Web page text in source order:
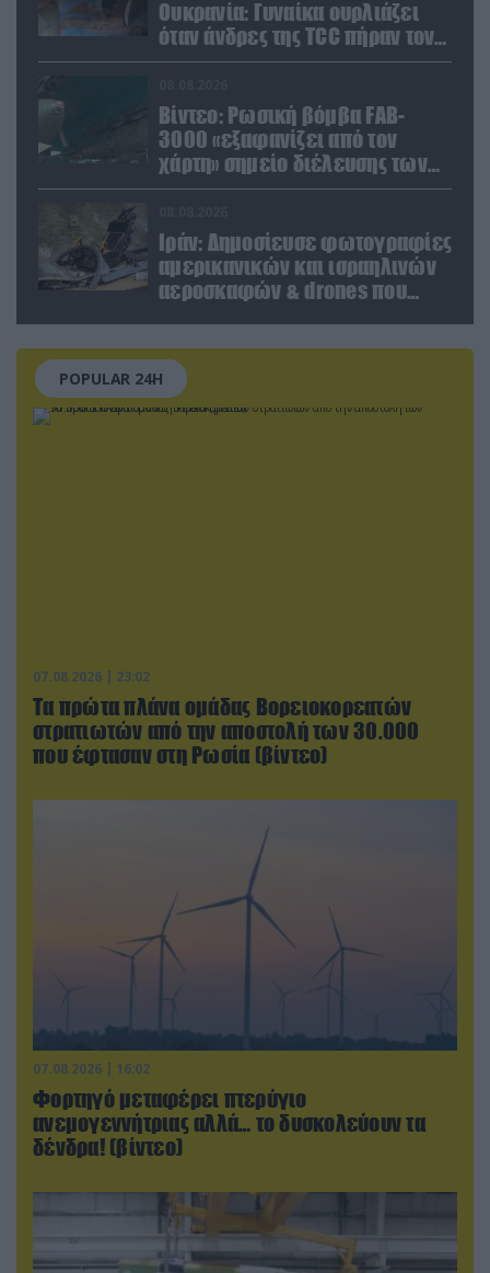
Ουκρανία: Γυναίκα ουρλιάζει
όταν άνδρες της TCC πήραν τον
σύντροφό της (βίντεο)
Βίντεο: Ρωσική βόμβα FAB-
3000 «εξαφανίζει από τον
χάρτη» σημείο διέλευσης των
ουκρανικών δυνάμεων στην
Ιράν: Δημοσίευσε φωτογραφίες
αμερικανικών και ισραηλινών
αεροσκαφών & drones που
POPULAR 24H
07.08.2026 | 23:02
Τα πρώτα πλάνα ομάδας Βορειοκορεατών
στρατιωτών από την αποστολή των 30.000
που έφτασαν στη Ρωσία (βίντεο)
07.08.2026 | 16:02
Φορτηγό μεταφέρει πτερύγιο
ανεμογεννήτριας αλλά… το δυσκολεύουν τα
δένδρα! (βίντεο)